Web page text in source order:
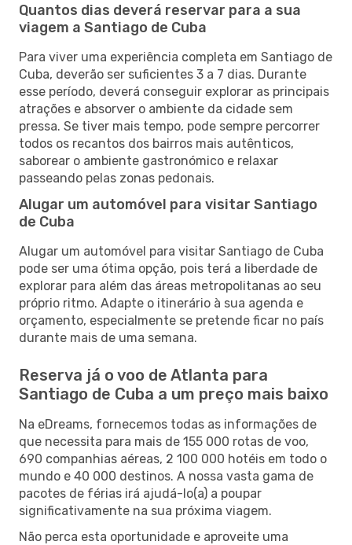
Quantos dias deverá reservar para a sua
viagem a Santiago de Cuba
Para viver uma experiência completa em Santiago de
Cuba, deverão ser suficientes 3 a 7 dias. Durante
esse período, deverá conseguir explorar as principais
atrações e absorver o ambiente da cidade sem
pressa. Se tiver mais tempo, pode sempre percorrer
todos os recantos dos bairros mais autênticos,
saborear o ambiente gastronómico e relaxar
passeando pelas zonas pedonais.
Alugar um automóvel para visitar Santiago
de Cuba
Alugar um automóvel para visitar Santiago de Cuba
pode ser uma ótima opção, pois terá a liberdade de
explorar para além das áreas metropolitanas ao seu
próprio ritmo. Adapte o itinerário à sua agenda e
orçamento, especialmente se pretende ficar no país
durante mais de uma semana.
Reserva já o voo de Atlanta para
Santiago de Cuba a um preço mais baixo
Na eDreams, fornecemos todas as informações de
que necessita para mais de 155 000 rotas de voo,
690 companhias aéreas, 2 100 000 hotéis em todo o
mundo e 40 000 destinos. A nossa vasta gama de
pacotes de férias irá ajudá-lo(a) a poupar
significativamente na sua próxima viagem.
Não perca esta oportunidade e aproveite uma